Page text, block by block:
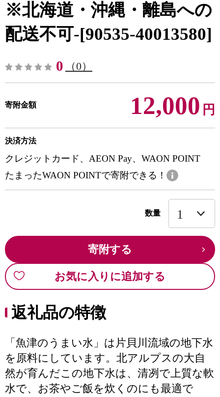
※北海道・沖縄・離島への
配送不可-[90535-40013580]
0 （0）
寄附金額 12,000 円
決済方法
クレジットカード、AEON Pay、WAON POINT
たまったWAON POINTで寄附できる！
数量
寄附する
お気に入りに追加する
返礼品の特徴
「魚津のうまい水」は片貝川流域の地下水
を原料にしています。北アルプスの大自
然が育んだこの地下水は、清冽で上質な軟
水で、お茶やご飯を炊くのにも最適で